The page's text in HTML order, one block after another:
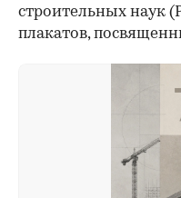
строительных наук
плакатов,